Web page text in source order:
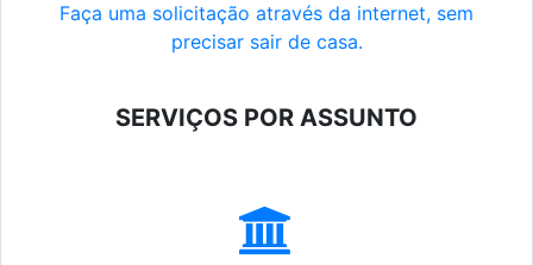
Faça uma solicitação através da internet, sem
precisar sair de casa.
SERVIÇOS POR ASSUNTO